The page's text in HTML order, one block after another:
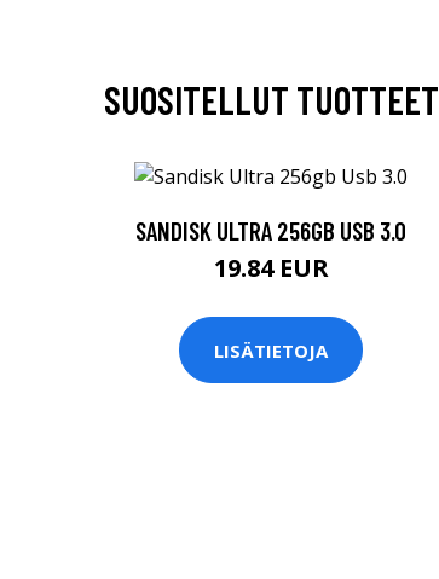
SUOSITELLUT TUOTTEET
SANDISK ULTRA 256GB USB 3.0
19.84 EUR
LISÄTIETOJA